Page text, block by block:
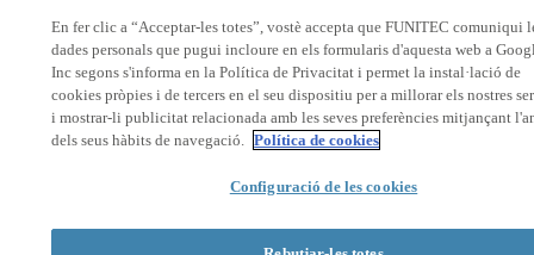
En fer clic a “Acceptar-les totes”, vostè accepta que FUNITEC comuniqui
dades personals que pugui incloure en els formularis d'aquesta web a
Inc segons s'informa en la Política de Privacitat i permet la instal·lació de
cookies pròpies i de tercers en el seu dispositiu per a millorar els nostres
i mostrar-li publicitat relacionada amb les seves preferències mitjançant
dels seus hàbits de navegació. Política de cookies
Configuració de les cookies